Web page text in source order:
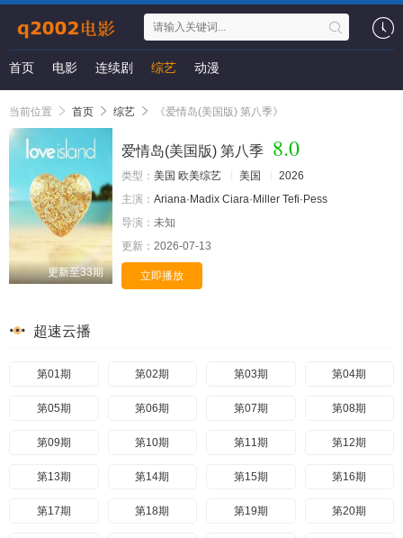
首页 电影 连续剧 综艺 动漫
当前位置 首页 综艺 《爱情岛(美国版) 第八季》
更新至33期
爱情岛(美国版) 第八季 8.0
类型： 美国 欧美综艺 美国
2026
主演： Ariana·Madix Ciara·Miller Tefi·Pess
导演： 未知
更新： 2026-07-13
立即播放
超速云播
第01期 第02期 第03期 第04期
第05期 第06期 第07期 第08期
第09期 第10期 第11期 第12期
第13期 第14期 第15期 第16期
第17期 第18期 第19期 第20期